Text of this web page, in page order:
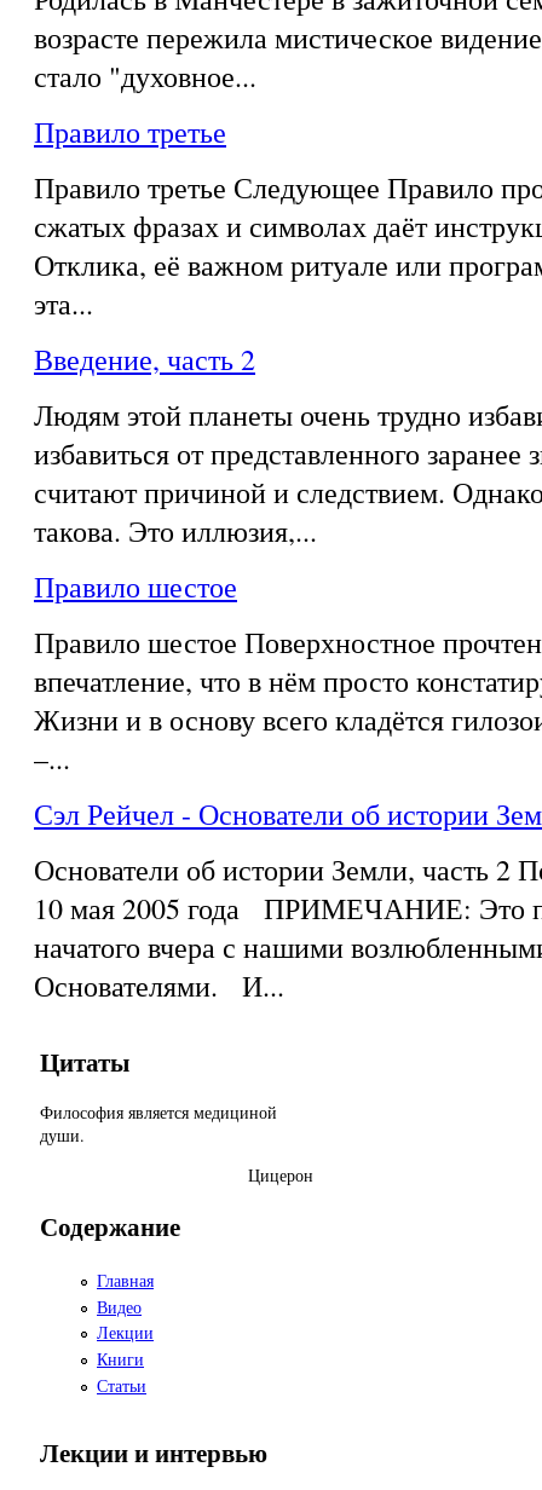
возрасте пережила мистическое
стало "духовное...
Правило третье
Правило третье Следующее Правило
сжатых фразах и символах даёт
Отклика, её важном ритуале или
эта...
Введение, часть 2
Людям этой планеты очень трудно
избавиться от представленного заранее
считают причиной и следствием.
такова. Это иллюзия,...
Правило шестое
Правило шестое Поверхностное
впечатление, что в нём просто
Жизни и в основу всего кладётся
–...
Сэл Рейчел - Основатели об истории
Основатели об истории Земли, часть 2
10 мая 2005 года ПРИМЕЧАНИЕ: Это
начатого вчера с нашими
Основателями. И...
Цитаты
Философия является медициной
души.
Цицерон
Содержание
Главная
Видео
Лекции
Книги
Статьи
Лекции и интервью